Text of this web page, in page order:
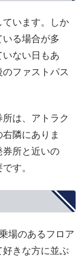
ています。しか
いる場合が多
いない日もあ
ファストパス
は、アトラク
隣にありま
券所と近いの
す。
場のあるフロア
きな方に並ぶ